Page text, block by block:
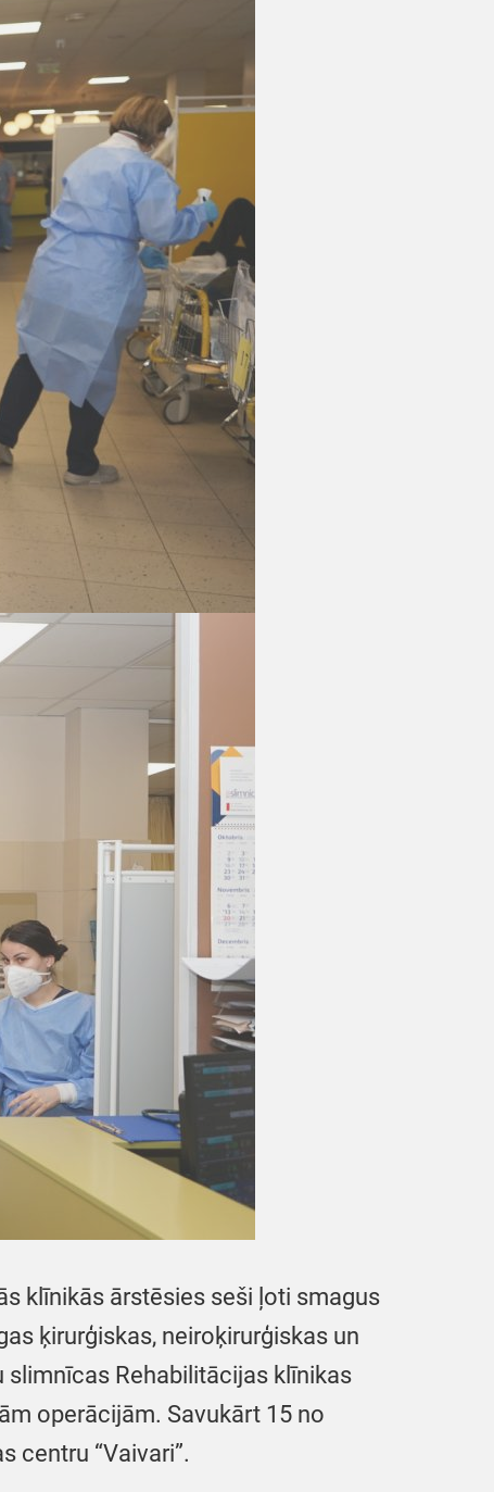
klīnikās ārstēsies seši ļoti smagus
ķirurģiskas, neiroķirurģiskas un
Rehabilitācijas klīnikas
operācijām. Savukārt 15 no
centru “Vaivari”.